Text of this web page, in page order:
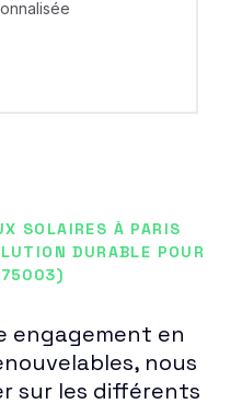
SOLAIRES À PARIS
DURABLE POUR
engagement en
nous
sur les différents